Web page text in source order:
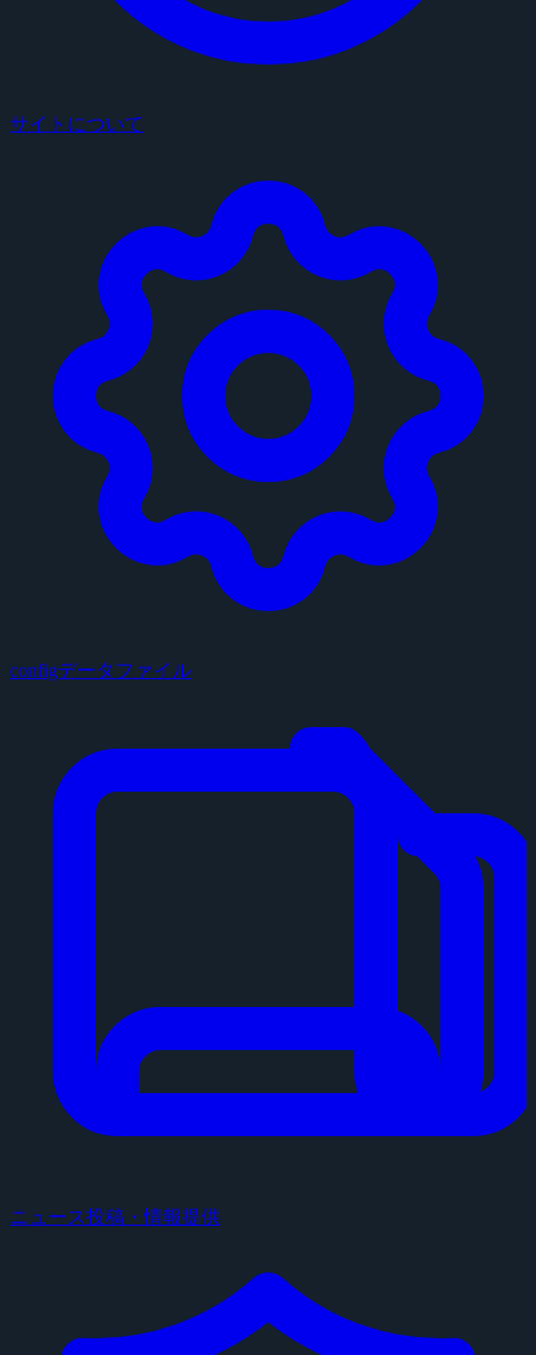
サイトについて
configデータファイル
ニュース投稿・情報提供